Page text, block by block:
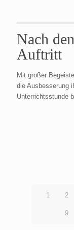
Nach
Auftritt
Mit großer
die Ausbesserung
Unterrichtsstunde
1 2
9